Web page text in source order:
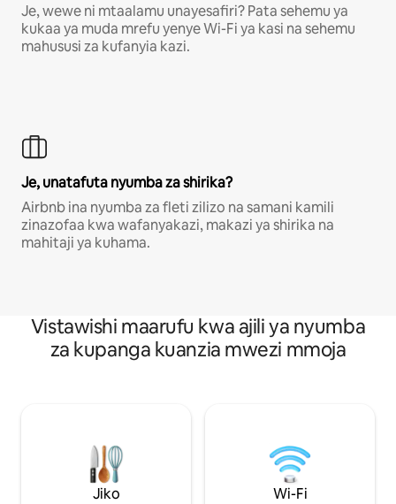
Je, wewe ni mtaalamu unayesafiri? Pata sehemu ya
kukaa ya muda mrefu yenye Wi-Fi ya kasi na sehemu
mahususi za kufanyia kazi.
Je, unatafuta nyumba za shirika?
Airbnb ina nyumba za fleti zilizo na samani kamili
zinazofaa kwa wafanyakazi, makazi ya shirika na
mahitaji ya kuhama.
Vistawishi maarufu kwa ajili ya nyumba
za kupanga kuanzia mwezi mmoja
Jiko Wi-Fi